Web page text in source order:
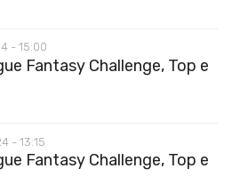
- 15:00
Fantasy Challenge, Top e
- 13:15
Fantasy Challenge, Top e